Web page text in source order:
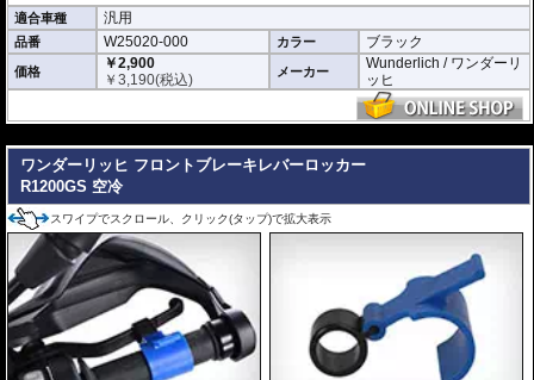
適合車種 汎用
品番 W25020-000 カラー ブラック
価格
￥2,900
￥3,190(税込) メーカー
Wunderlich / ワンダーリ
ッヒ
ワンダーリッヒ フロントブレーキレバーロッカー
R1200GS 空冷
スワイプでスクロール、クリック(タップ)で拡大表示